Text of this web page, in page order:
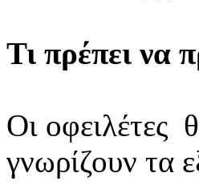
Τι πρέπει να
Oι οφειλέτες
γνωρίζουν τα